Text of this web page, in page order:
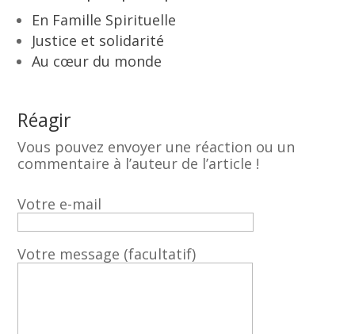
En Famille Spirituelle
Justice et solidarité
Au cœur du monde
Réagir
Vous pouvez envoyer une réaction ou un
commentaire à l’auteur de l’article !
Votre e-mail
Votre message (facultatif)